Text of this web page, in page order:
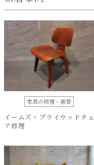
家具の修復・張替
イームズ・プライウッドチェ
ア修理